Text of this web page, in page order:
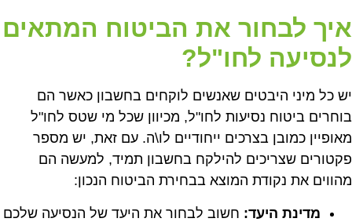
איך לבחור את הביטוח המתאים
לנסיעה לחו"ל?
יש כל מיני היבטים שאנשים לוקחים בחשבון כאשר הם
בוחרים ביטוח נסיעות לחו"ל, מכיוון שכל מי שטס לחו"ל
מאופיין כמובן בצרכים ייחודיים לו\ה. עם זאת, יש מספר
פקטורים שצריכים להילקח בחשבון תמיד, למעשה הם
מהווים את נקודת המוצא בבחירת הביטוח הנכון:
מדינת היעד: חשוב לבחור את היעד של הנסיעה שלכם